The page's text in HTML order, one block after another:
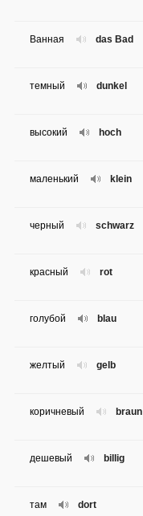
das Bad
Ванная
dunkel
темный
hoch
высокий
klein
маленький
schwarz
черный
rot
красный
blau
голубой
gelb
желтый
braun
коричневый
billig
дешевый
dort
там